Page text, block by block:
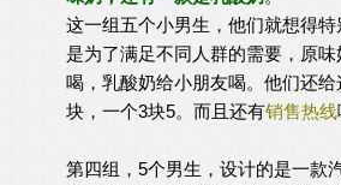
这一组五个小男生，他们就想得特
是为了满足不同人群的需要，原
喝，乳酸奶给小朋友喝。他们还给
块，一个3块5。而且还有销售热线
第四组，5个男生，设计的是一款汽